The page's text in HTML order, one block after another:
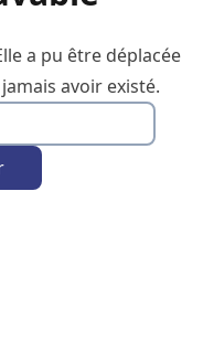
a pu être déplacée
avoir existé.